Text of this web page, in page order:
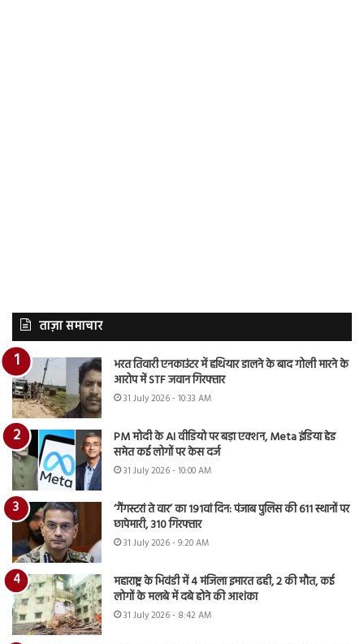
ताज़ा समाचार
भरत तिवारी एनकाउंटर में हथियार डालने के बाद गोली मारने के
आरोप में STF जवान गिरफ्तार
31 July 2026 - 10:33 AM
PM मोदी के AI वीडियो पर बड़ा एक्शन, Meta इंडिया हेड
समेत कई लोगों पर केस दर्ज
31 July 2026 - 10:00 AM
‘गैंगस्टरां ते वार’ का 191वां दिन: पंजाब पुलिस की 611 स्थानों पर
छापेमारी, 310 गिरफ्तार
31 July 2026 - 9:20 AM
महाराष्ट्र के भिवंडी में 4 मंजिला इमारत ढही, 2 की मौत, कई
लोगों के मलबे में दबे होने की आशंका
31 July 2026 - 8:42 AM